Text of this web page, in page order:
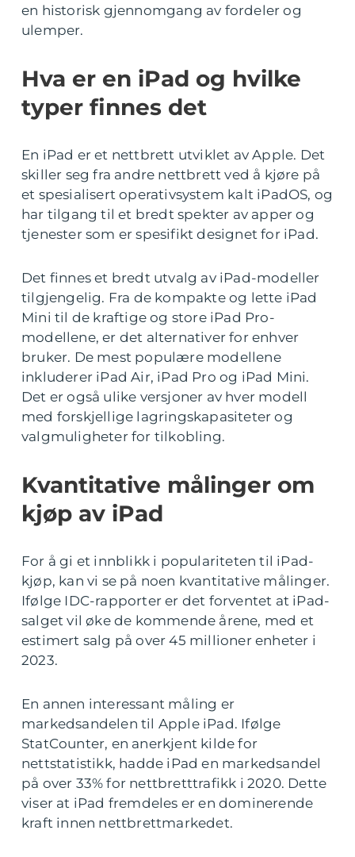
en historisk gjennomgang av fordeler og
ulemper.
Hva er en iPad og hvilke
typer finnes det
En iPad er et nettbrett utviklet av Apple. Det
skiller seg fra andre nettbrett ved å kjøre på
et spesialisert operativsystem kalt iPadOS, og
har tilgang til et bredt spekter av apper og
tjenester som er spesifikt designet for iPad.
Det finnes et bredt utvalg av iPad-modeller
tilgjengelig. Fra de kompakte og lette iPad
Mini til de kraftige og store iPad Pro-
modellene, er det alternativer for enhver
bruker. De mest populære modellene
inkluderer iPad Air, iPad Pro og iPad Mini.
Det er også ulike versjoner av hver modell
med forskjellige lagringskapasiteter og
valgmuligheter for tilkobling.
Kvantitative målinger om
kjøp av iPad
For å gi et innblikk i populariteten til iPad-
kjøp, kan vi se på noen kvantitative målinger.
Ifølge IDC-rapporter er det forventet at iPad-
salget vil øke de kommende årene, med et
estimert salg på over 45 millioner enheter i
2023.
En annen interessant måling er
markedsandelen til Apple iPad. Ifølge
StatCounter, en anerkjent kilde for
nettstatistikk, hadde iPad en markedsandel
på over 33% for nettbretttrafikk i 2020. Dette
viser at iPad fremdeles er en dominerende
kraft innen nettbrettmarkedet.